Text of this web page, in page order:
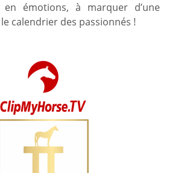
émotions, à marquer d’une
calendrier des passionnés !